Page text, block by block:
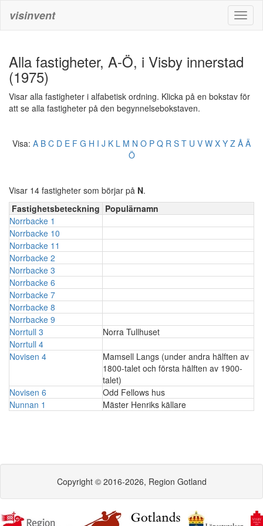
visinvent
Alla fastigheter, A-Ö, i Visby innerstad
(1975)
Visar alla fastigheter i alfabetisk ordning. Klicka på en bokstav för
att se alla fastigheter på den begynnelsebokstaven.
Visa: A B C D E F G H I J K L M N O P Q R S T U V W X Y Z Å Ä
Ö
Visar 14 fastigheter som börjar på N.
Fastighetsbeteckning Populärnamn
Norrbacke 1
Norrbacke 10
Norrbacke 11
Norrbacke 2
Norrbacke 3
Norrbacke 6
Norrbacke 7
Norrbacke 8
Norrbacke 9
Norrtull 3
Norra Tullhuset
Norrtull 4
Novisen 4
Mamsell Langs (under andra hälften av
1800-talet och första hälften av 1900-
talet)
Novisen 6
Odd Fellows hus
Nunnan 1
Mäster Henriks källare
Copyright © 2016-2026, Region Gotland